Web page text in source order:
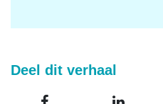
Deel dit verhaal